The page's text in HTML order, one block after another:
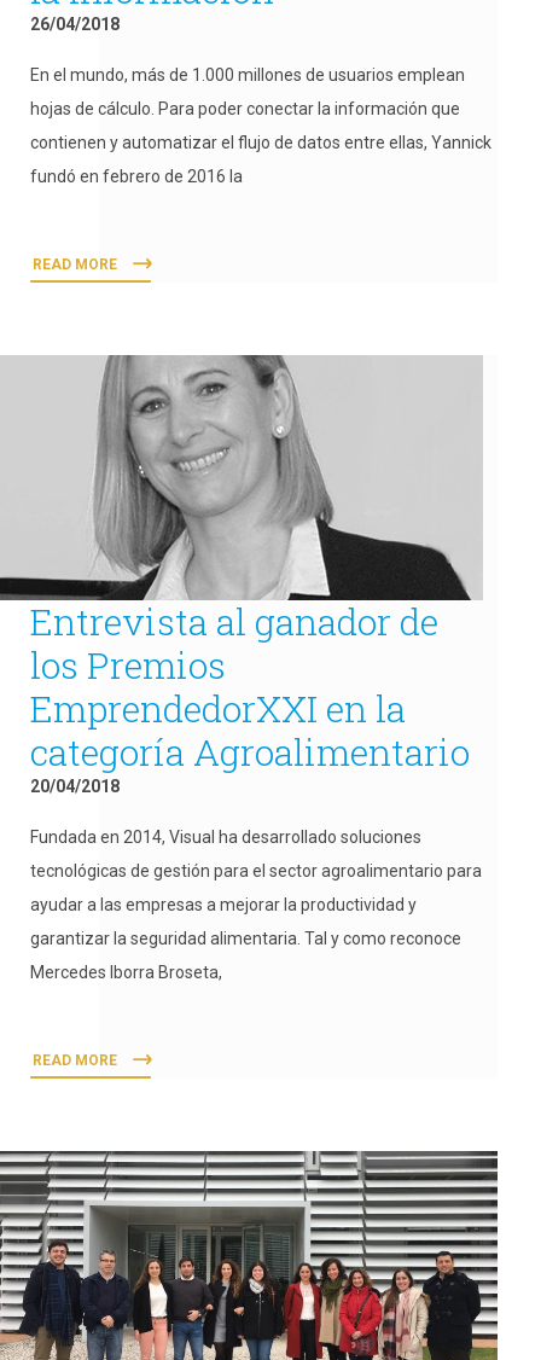
26/04/2018
En el mundo, más de 1.000 millones de usuarios emplean
hojas de cálculo. Para poder conectar la información que
contienen y automatizar el flujo de datos entre ellas, Yannick
fundó en febrero de 2016 la
READ MORE
Entrevista al ganador de
los Premios
EmprendedorXXI en la
categoría Agroalimentario
20/04/2018
Fundada en 2014, Visual ha desarrollado soluciones
tecnológicas de gestión para el sector agroalimentario para
ayudar a las empresas a mejorar la productividad y
garantizar la seguridad alimentaria. Tal y como reconoce
Mercedes Iborra Broseta,
READ MORE